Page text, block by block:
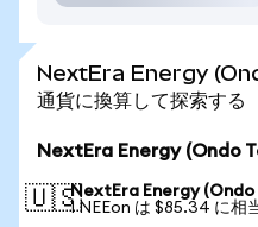
NextEra Energy
通貨に換算して探索する
NextEra Energy (Ondo
🇺🇸NextEra Energy (Ondo
1 NEEon は $85.34 に相